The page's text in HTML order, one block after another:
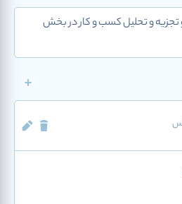
و تحلیل کسب و کار در بخش